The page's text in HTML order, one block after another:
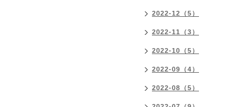
2022-12（5）
2022-11（3）
2022-10（5）
2022-09（4）
2022-08（5）